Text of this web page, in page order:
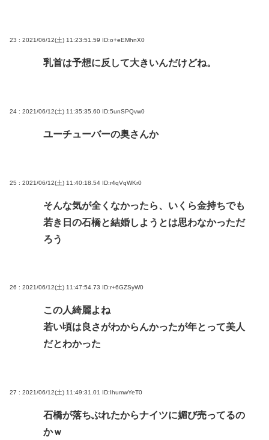
23 : 2021/06/12(土) 11:23:51.59 ID:o+eEMhnX0
乳首は予想に反して大きいんだけどね。
24 : 2021/06/12(土) 11:35:35.60 ID:5unSPQvw0
ユーチューバーの奥さんか
25 : 2021/06/12(土) 11:40:18.54 ID:r4qVqWKr0
そんな気が全くなかったら、いくら金持ちでも
若き日の石橋と結婚しようとは思わなかっただ
ろう
26 : 2021/06/12(土) 11:47:54.73 ID:r+6GZSyW0
この人綺麗よね
若い頃は良さがわからんかったが年とって美人
だとわかった
27 : 2021/06/12(土) 11:49:31.01 ID:IhumwYeT0
石橋が落ちぶれたからナイツに媚び売ってるの
かｗ